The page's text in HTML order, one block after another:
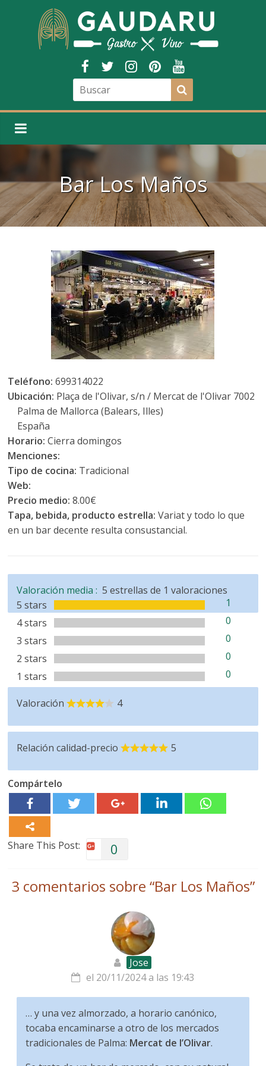
Bar Los Maños
Teléfono:699314022
Ubicación: Plaça de l'Olivar, s/n / Mercat de l'Olivar 7002
Palma de Mallorca (Balears, Illes)
España
Horario:Cierra domingos
Menciones:
Tipo de cocina: Tradicional
Web:
Precio medio:8.00€
Tapa, bebida, producto estrella:Variat y todo lo que
en un bar decente resulta consustancial.
Valoración media :
5 stars
1
4 stars
0
3 stars
0
2 stars
0
1 stars
0
5 estrellas de 1 valoraciones
Valoración 4
Relación calidad-precio 5
Compártelo
Share This Post: 0
3 comentarios sobre “Bar Los Maños”
Jose
el 20/11/2024 a las 19:43
… y una vez almorzado, a horario canónico,
tocaba encaminarse a otro de los mercados
tradicionales de Palma: Mercat de l’Olivar.